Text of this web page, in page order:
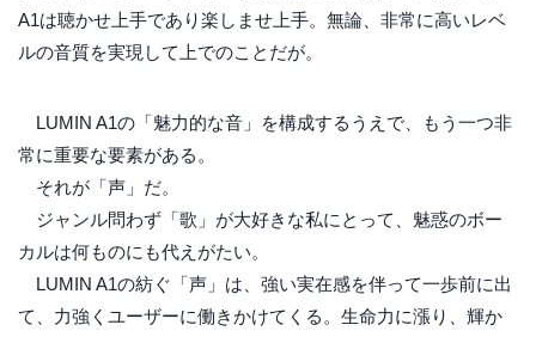
A1は聴かせ上手であり楽しませ上手。無論、非常に高いレベ
ルの音質を実現して上でのことだが。
LUMIN A1の「魅力的な音」を構成するうえで、もう一つ非
常に重要な要素がある。
それが「声」だ。
ジャンル問わず「歌」が大好きな私にとって、魅惑のボー
カルは何ものにも代えがたい。
LUMIN A1の紡ぐ「声」は、強い実在感を伴って一歩前に出
て、力強くユーザーに働きかけてくる。生命力に漲り、輝か